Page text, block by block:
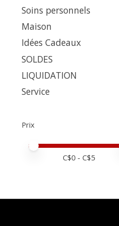
Soins personnels
Maison
Idées Cadeaux
SOLDES
LIQUIDATION
Service
Prix
Prix minimum
Price maximum value
C$0 - C$5